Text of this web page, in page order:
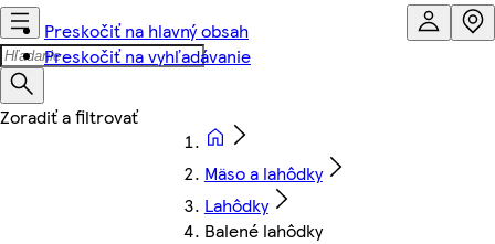
Preskočiť na hlavný obsah
Preskočiť na vyhľadávanie
Mäso a lahôdky
Lahôdky
Balené lahôdky